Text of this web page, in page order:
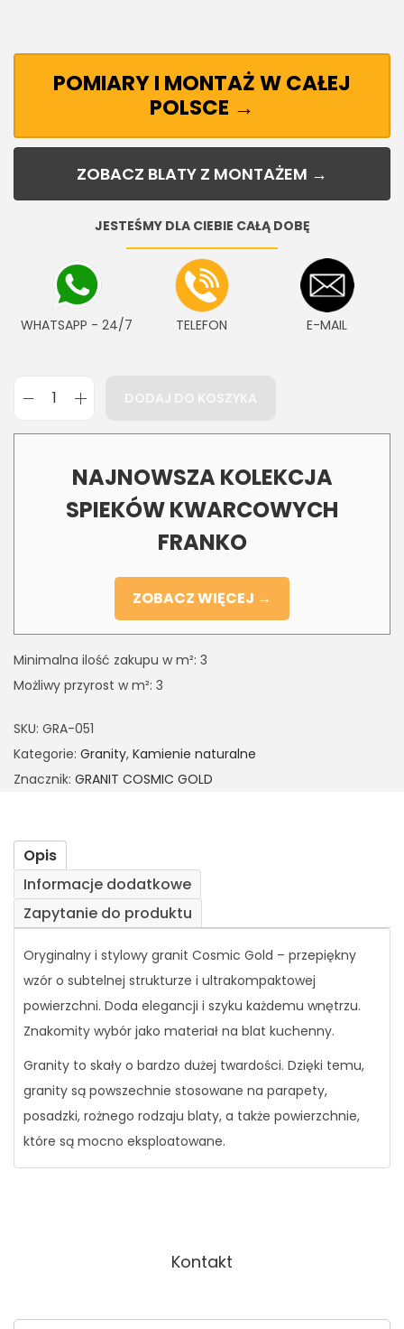
POMIARY I MONTAŻ W CAŁEJ
POLSCE →
ZOBACZ BLATY Z MONTAŻEM →
JESTEŚMY DLA CIEBIE CAŁĄ DOBĘ
WHATSAPP - 24/7 TELEFON E-MAIL
NAJNOWSZA KOLEKCJA
SPIEKÓW KWARCOWYCH
FRANKO
ZOBACZ WIĘCEJ →
Minimalna ilość zakupu w m²: 3
Możliwy przyrost w m²: 3
SKU: GRA-051
Kategorie: Granity, Kamienie naturalne
Znacznik: GRANIT COSMIC GOLD
Opis
Informacje dodatkowe
Zapytanie do produktu
Oryginalny i stylowy granit Cosmic Gold – przepiękny
wzór o subtelnej strukturze i ultrakompaktowej
powierzchni. Doda elegancji i szyku każdemu wnętrzu.
Znakomity wybór jako materiał na blat kuchenny.
Granity to skały o bardzo dużej twardości. Dzięki temu,
granity są powszechnie stosowane na parapety,
posadzki, rożnego rodzaju blaty, a także powierzchnie,
które są mocno eksploatowane.
Kontakt